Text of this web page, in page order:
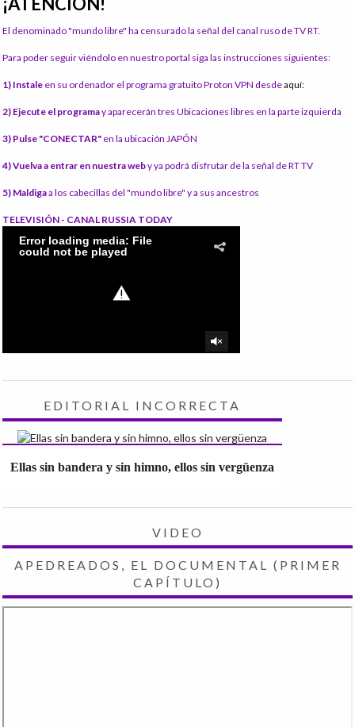
El denominado "mundo libre" ha censurado la señal del canal ruso de TV RT.
Para poder seguir viéndolo en nuestro portal siga las instrucciones siguientes:
1) Instale en su ordenador el programa gratuito Proton VPN desdeaquí:
2) Ejecute el programay aparecerán tres Ubicaciones libres en la parte izquierda
3) Pulse "CONECTAR" en la ubicación JAPÓN
4) Vuelva a entrar en nuestra weby ya podrá disfrutar de la señal de RT TV
5) Maldigaa los cabecillas del "mundo libre" y a sus ancestros
TELEVISIÓN - CANAL RUSSIA TODAY
EDITORIAL INCORRECTA
Ellas sin bandera y sin himno, ellos sin vergüenza
VIDEO
APEDREADOS, EL DOCUMENTAL (PRIMER
CAPÍTULO)